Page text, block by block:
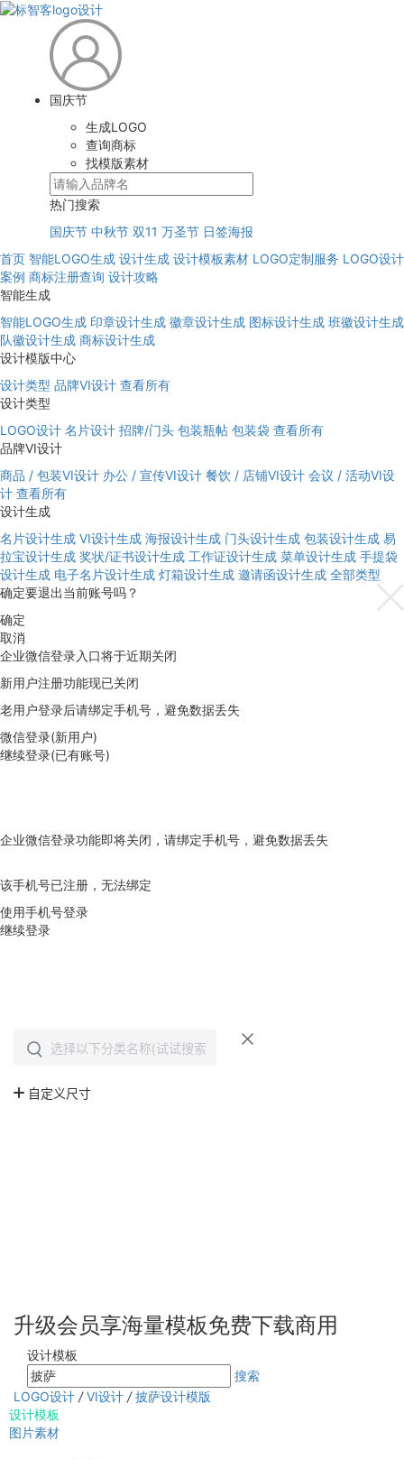
国庆节
生成LOGO
查询商标
找模版素材
热门搜索
国庆节 中秋节 双11 万圣节 日签海报
首页 智能LOGO生成 设计生成 设计模板素材 LOGO定制服务 LOGO设计
案例 商标注册查询 设计攻略
智能生成
智能LOGO生成 印章设计生成 徽章设计生成 图标设计生成 班徽设计生成
队徽设计生成 商标设计生成
设计模版中心
设计类型 品牌VI设计 查看所有
设计类型
LOGO设计 名片设计 招牌/门头 包装瓶帖 包装袋 查看所有
品牌VI设计
商品 / 包装VI设计 办公 / 宣传VI设计 餐饮 / 店铺VI设计 会议 / 活动VI设
计 查看所有
设计生成
名片设计生成 VI设计生成 海报设计生成 门头设计生成 包装设计生成 易
拉宝设计生成 奖状/证书设计生成 工作证设计生成 菜单设计生成 手提袋
设计生成 电子名片设计生成 灯箱设计生成 邀请函设计生成 全部类型
确定要退出当前账号吗？
确定
取消
企业微信登录入口将于近期关闭
新用户注册功能现已关闭
老用户登录后请绑定手机号，避免数据丢失
微信登录(新用户)
继续登录(已有账号)
企业微信登录功能即将关闭，请绑定手机号，避免数据丢失
该手机号已注册，无法绑定
使用手机号登录
继续登录
升级会员享海量模板免费下载商用
设计模板
搜索
LOGO设计 / VI设计 / 披萨设计模版
设计模板
图片素材